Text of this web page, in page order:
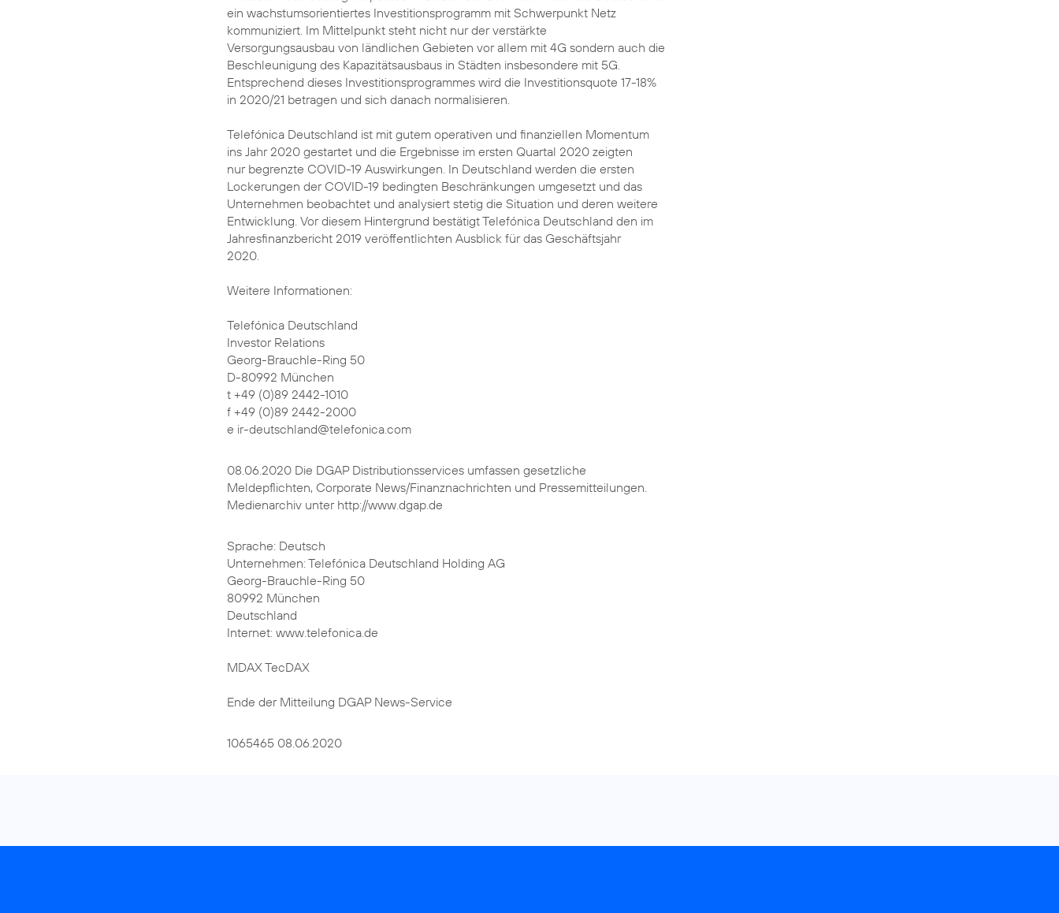
ein wachstumsorientiertes Investitionsprogramm mit Schwerpunkt Netz
kommuniziert. Im Mittelpunkt steht nicht nur der verstärkte
Versorgungsausbau von ländlichen Gebieten vor allem mit 4G sondern auch die
Beschleunigung des Kapazitätsausbaus in Städten insbesondere mit 5G.
Entsprechend dieses Investitionsprogrammes wird die Investitionsquote 17-18%
in 2020/21 betragen und sich danach normalisieren.
Telefónica Deutschland ist mit gutem operativen und finanziellen Momentum
ins Jahr 2020 gestartet und die Ergebnisse im ersten Quartal 2020 zeigten
nur begrenzte COVID-19 Auswirkungen. In Deutschland werden die ersten
Lockerungen der COVID-19 bedingten Beschränkungen umgesetzt und das
Unternehmen beobachtet und analysiert stetig die Situation und deren weitere
Entwicklung. Vor diesem Hintergrund bestätigt Telefónica Deutschland den im
Jahresfinanzbericht 2019 veröffentlichten Ausblick für das Geschäftsjahr
2020.
Weitere Informationen:
Telefónica Deutschland
Investor Relations
Georg-Brauchle-Ring 50
D-80992 München
t +49 (0)89 2442-1010
f +49 (0)89 2442-2000
e ir-deutschland@telefonica.com
08.06.2020 Die DGAP Distributionsservices umfassen gesetzliche
Meldepflichten, Corporate News/Finanznachrichten und Pressemitteilungen.
Medienarchiv unter http://www.dgap.de
Sprache: Deutsch
Unternehmen: Telefónica Deutschland Holding AG
Georg-Brauchle-Ring 50
80992 München
Deutschland
Internet: www.telefonica.de
MDAX TecDAX
Ende der Mitteilung DGAP News-Service
1065465 08.06.2020